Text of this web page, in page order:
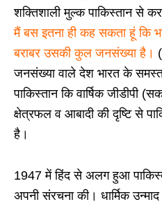
शक्तिशाली मुल्क पाकिस्तान से
मैं बस इतना ही कह सकता हूं कि
बराबर उसकी कुल जनसंख्या है।
जनसंख्या वाले देश भारत के समस्त
पाकिस्तान कि वार्षिक जीडीपी
क्षेत्रफल व आबादी की दृष्टि से
है।
1947 में हिंद से अलग हुआ
अपनी संरचना की। धार्मिक